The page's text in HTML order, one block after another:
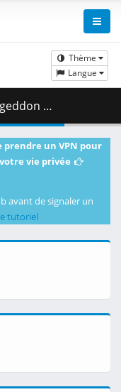
Thème
Langue
MB )
un VPN pour
vie privée
avant de signaler un
tutoriel